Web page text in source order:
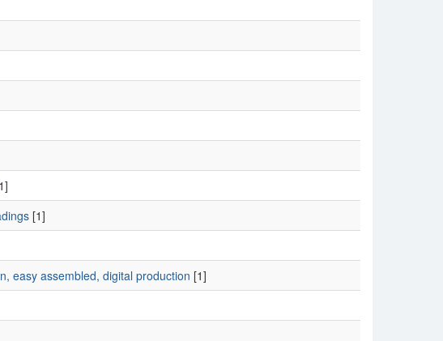
[1]
easy assembled, digital production [1]